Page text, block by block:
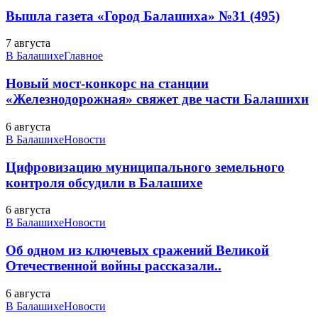
Вышла газета «Город Балашиха» №31 (495)
7 августа
В БалашихеГлавное
Новый мост-конкорс на станции
«Железнодорожная» свяжет две части Балашихи
6 августа
В БалашихеНовости
Цифровизацию муниципального земельного
контроля обсудили в Балашихе
6 августа
В БалашихеНовости
Об одном из ключевых сражений Великой
Отечественной войны рассказали..
6 августа
В БалашихеНовости